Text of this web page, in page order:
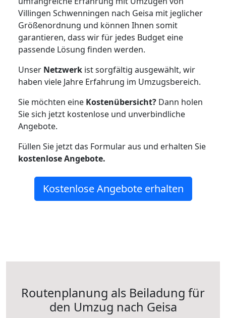
Villingen Schwenningen nach Geisa mit jeglicher
Größenordnung und können Ihnen somit
garantieren, dass wir für jedes Budget eine
passende Lösung finden werden.
Unser Netzwerk ist sorgfältig ausgewählt, wir
haben viele Jahre Erfahrung im Umzugsbereich.
Sie möchten eine Kostenübersicht? Dann holen
Sie sich jetzt kostenlose und unverbindliche
Angebote.
Füllen Sie jetzt das Formular aus und erhalten Sie
kostenloseAngebote.
Kostenlose Angebote erhalten
Routenplanung als Beiladung für
den Umzug nach Geisa